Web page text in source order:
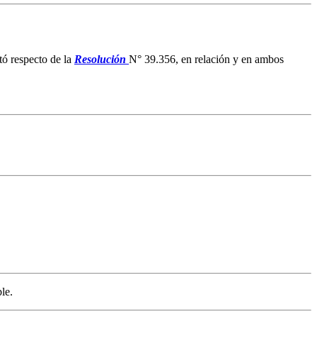
respecto de la Resolución N° 39.356, en relación y en ambos